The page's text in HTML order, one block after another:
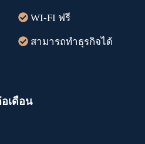
WI-FI ฟรี
สามารถทำธุรกิจได้
อเดือน